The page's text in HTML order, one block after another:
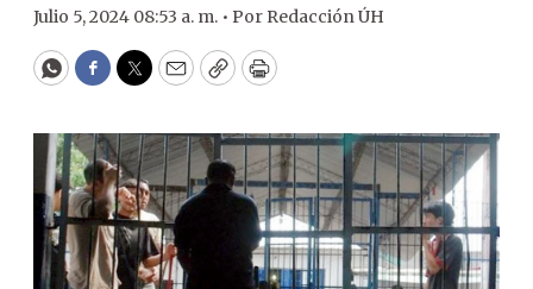
Julio 5, 2024 08:53 a. m. • Por Redacción ÚH
WhatsApp
Facebook
Twitter
EmailCopyPrint